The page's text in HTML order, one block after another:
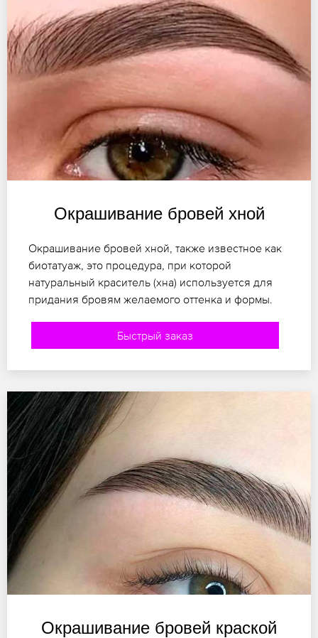
Окрашивание бровей хной
Окрашивание бровей хной, также известное как
биотатуаж, это процедура, при которой
натуральный краситель (хна) используется для
придания бровям желаемого оттенка и формы.
Быстрый заказ
Окрашивание бровей краской